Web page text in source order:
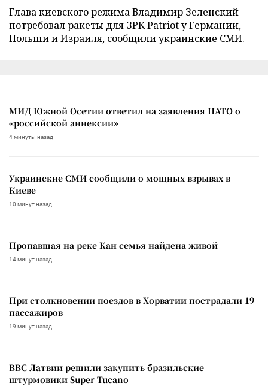
Глава киевского режима Владимир Зеленский
потребовал ракеты для ЗРК Patriot у Германии,
Польши и Израиля, сообщили украинские СМИ.
МИД Южной Осетии ответил на заявления НАТО о
«российской аннексии»
4 минуты назад
Украинские СМИ сообщили о мощных взрывах в
Киеве
10 минут назад
Пропавшая на реке Кан семья найдена живой
14 минут назад
При столкновении поездов в Хорватии пострадали 19
пассажиров
19 минут назад
ВВС Латвии решили закупить бразильские
штурмовики Super Tucano